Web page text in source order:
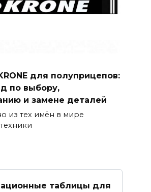
для полуприцепов:
по выбору,
и замене деталей
из тех имён в мире
таблицы для